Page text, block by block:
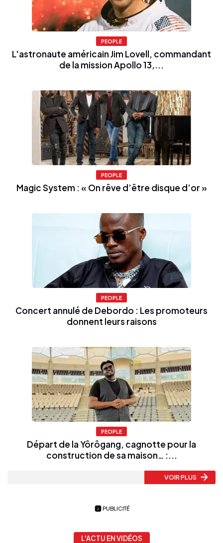
PEOPLE
L'astronaute américain Jim Lovell, commandant
de la mission Apollo 13,...
PEOPLE
Magic System : « On rêve d’être disque d’or »
PEOPLE
Concert annulé de Debordo : Les promoteurs
donnent leurs raisons
PEOPLE
Départ de la Yôrôgang, cagnotte pour la
construction de sa maison… :...
VOIR PLUS
PUBLICITÉ
L'ACTU EN VIDÉOS